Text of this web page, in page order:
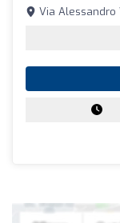
Via Alessandro